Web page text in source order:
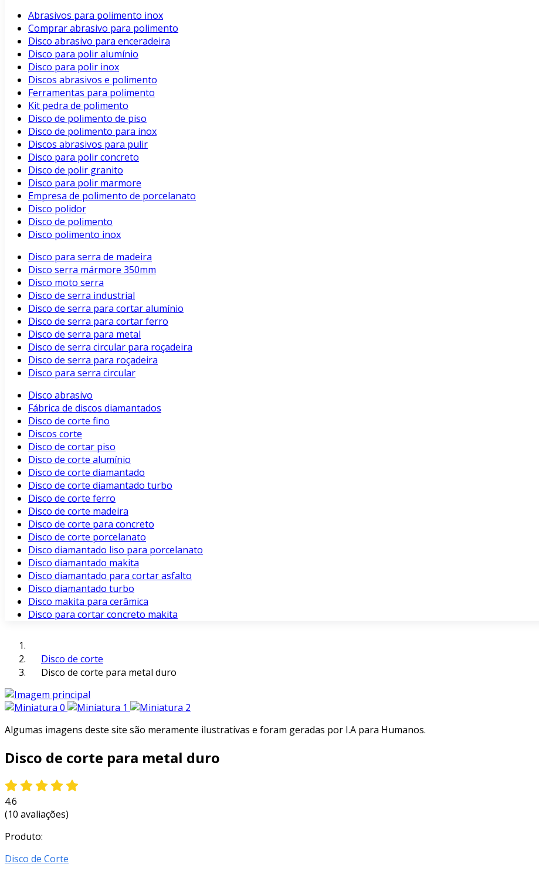
Abrasivos para polimento inox
Comprar abrasivo para polimento
Disco abrasivo para enceradeira
Disco para polir alumínio
Disco para polir inox
Discos abrasivos e polimento
Ferramentas para polimento
Kit pedra de polimento
Disco de polimento de piso
Disco de polimento para inox
Discos abrasivos para pulir
Disco para polir concreto
Disco de polir granito
Disco para polir marmore
Empresa de polimento de porcelanato
Disco polidor
Disco de polimento
Disco polimento inox
Disco para serra de madeira
Disco serra mármore 350mm
Disco moto serra
Disco de serra industrial
Disco de serra para cortar alumínio
Disco de serra para cortar ferro
Disco de serra para metal
Disco de serra circular para roçadeira
Disco de serra para roçadeira
Disco para serra circular
Disco abrasivo
Fábrica de discos diamantados
Disco de corte fino
Discos corte
Disco de cortar piso
Disco de corte alumínio
Disco de corte diamantado
Disco de corte diamantado turbo
Disco de corte ferro
Disco de corte madeira
Disco de corte para concreto
Disco de corte porcelanato
Disco diamantado liso para porcelanato
Disco diamantado makita
Disco diamantado para cortar asfalto
Disco diamantado turbo
Disco makita para cerâmica
Disco para cortar concreto makita
Disco de corte
Disco de corte para metal duro
Algumas imagens deste site são meramente ilustrativas e foram geradas por I.A para Humanos.
Disco de corte para metal duro
4.6
(10 avaliações)
Produto:
Disco de Corte